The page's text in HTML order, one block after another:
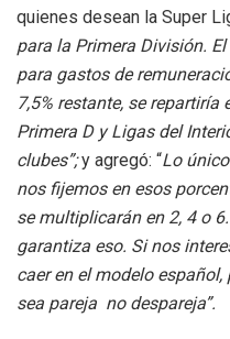
quienes desean la Super
para la Primera División.
para gastos de
7,5% restante, se repartiría
Primera D y Ligas del
clubes”;y agregó: “Lo
nos fijemos en esos
se multiplicarán en 2, 4 o
garantiza eso. Si nos
caer en el modelo
sea pareja no despareja”.